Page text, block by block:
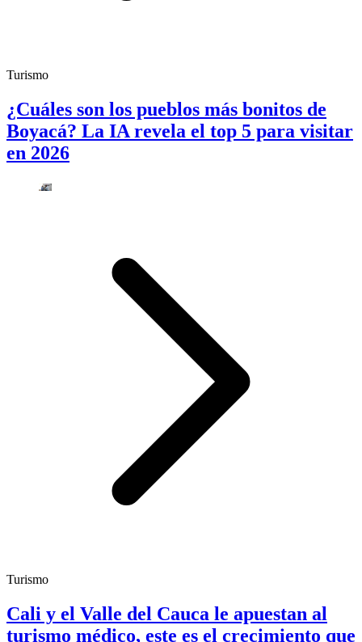
Turismo
¿Cuáles son los pueblos más bonitos de
Boyacá? La IA revela el top 5 para visitar
en 2026
Turismo
Cali y el Valle del Cauca le apuestan al
turismo médico, este es el crecimiento que